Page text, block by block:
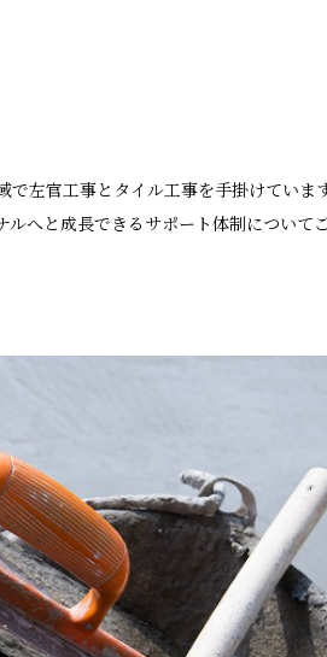
左官工事とタイル工事を手掛けています
へと成長できるサポート体制についてご